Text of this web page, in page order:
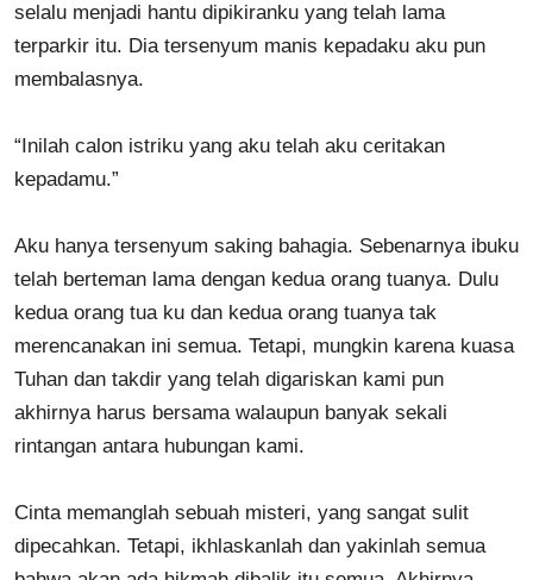
selalu menjadi hantu dipikiranku yang telah lama
terparkir itu. Dia tersenyum manis kepadaku aku pun
membalasnya.
“Inilah calon istriku yang aku telah aku ceritakan
kepadamu.”
Aku hanya tersenyum saking bahagia. Sebenarnya ibuku
telah berteman lama dengan kedua orang tuanya. Dulu
kedua orang tua ku dan kedua orang tuanya tak
merencanakan ini semua. Tetapi, mungkin karena kuasa
Tuhan dan takdir yang telah digariskan kami pun
akhirnya harus bersama walaupun banyak sekali
rintangan antara hubungan kami.
Cinta memanglah sebuah misteri, yang sangat sulit
dipecahkan. Tetapi, ikhlaskanlah dan yakinlah semua